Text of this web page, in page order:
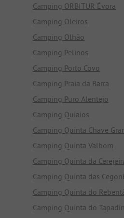
Camping ORBITUR Évora
Camping Oleiros
Camping Olhão
Camping Pelinos
Camping Porto Covo
Camping Praia da Barra
Camping Puro Alentejo
Camping Quiaios
Camping Quinta Chave
Camping Quinta Valbom
Camping Quinta da
Camping Quinta das
Camping Quinta do
Camping Quinta do